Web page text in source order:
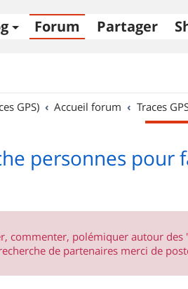
Forum Partager
GPS)
Accueil forum Traces
personnes pour
commenter, polémiquer autour
de partenaires merci de